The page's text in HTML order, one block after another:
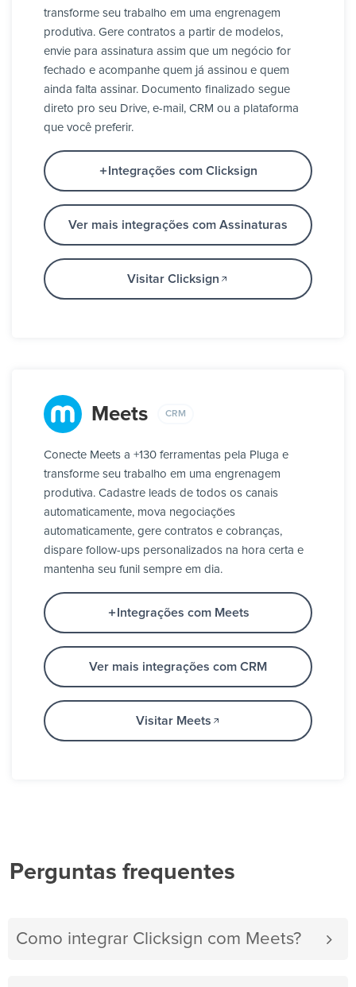
transforme seu trabalho em uma engrenagem
produtiva. Gere contratos a partir de modelos,
envie para assinatura assim que um negócio for
fechado e acompanhe quem já assinou e quem
ainda falta assinar. Documento finalizado segue
direto pro seu Drive, e-mail, CRM ou a plataforma
que você preferir.
Integrações com Clicksign
Ver mais integrações com Assinaturas
Visitar Clicksign
Meets CRM
Conecte Meets a +130 ferramentas pela Pluga e
transforme seu trabalho em uma engrenagem
produtiva. Cadastre leads de todos os canais
automaticamente, mova negociações
automaticamente, gere contratos e cobranças,
dispare follow-ups personalizados na hora certa e
mantenha seu funil sempre em dia.
Integrações com Meets
Ver mais integrações com CRM
Visitar Meets
Perguntas frequentes
Como integrar Clicksign com Meets?